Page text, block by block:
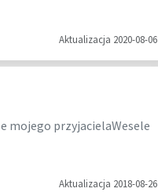
Aktualizacja 2020-08-06
mojego przyjacielaWesele
Aktualizacja 2018-08-26